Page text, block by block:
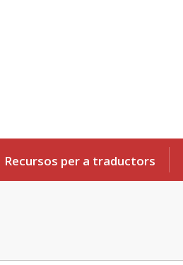
Recursos per a traductors